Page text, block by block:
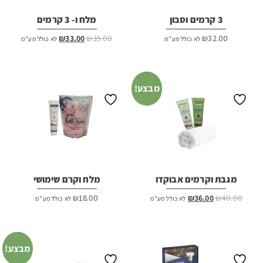
3 קרמים וסבון
₪32.00 לא כולל מע"מ
מלח ו- 3 קרמים
₪35.00
המחיר₪33.00 המחיר
לא כולל מע"מ
מבצע!
מגבת וקרמים אבוקדו
₪40.00
המחיר₪36.00 המחיר
לא כולל מע"מ
מלח וקרם שימושי
₪18.00 לא כולל מע"מ
מבצע!